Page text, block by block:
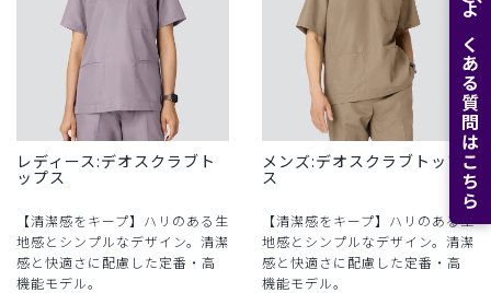
よくある質問はこちら
レディース:デオスクラブト
ップス
【清潔感をキープ】ハリのある生
地感とシンプルなデザイン。清潔
感と快適さに配慮した定番・高
機能モデル。
メンズ:デオスクラブトップ
ス
【清潔感をキープ】ハリのある生
地感とシンプルなデザイン。清潔
感と快適さに配慮した定番・高
機能モデル。